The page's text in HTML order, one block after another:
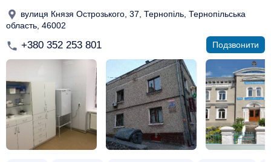
вулиця Князя Острозького, 37, Тернопіль, Тернопільська
область, 46002
+380 352 253 801 Подзвонити